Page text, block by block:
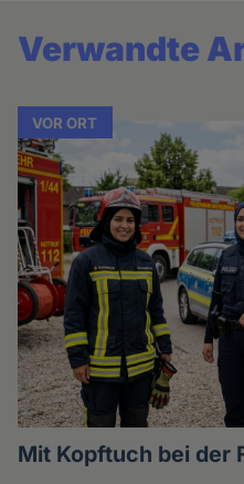
Verwandte
VOR ORT
Mit Kopftuch bei der